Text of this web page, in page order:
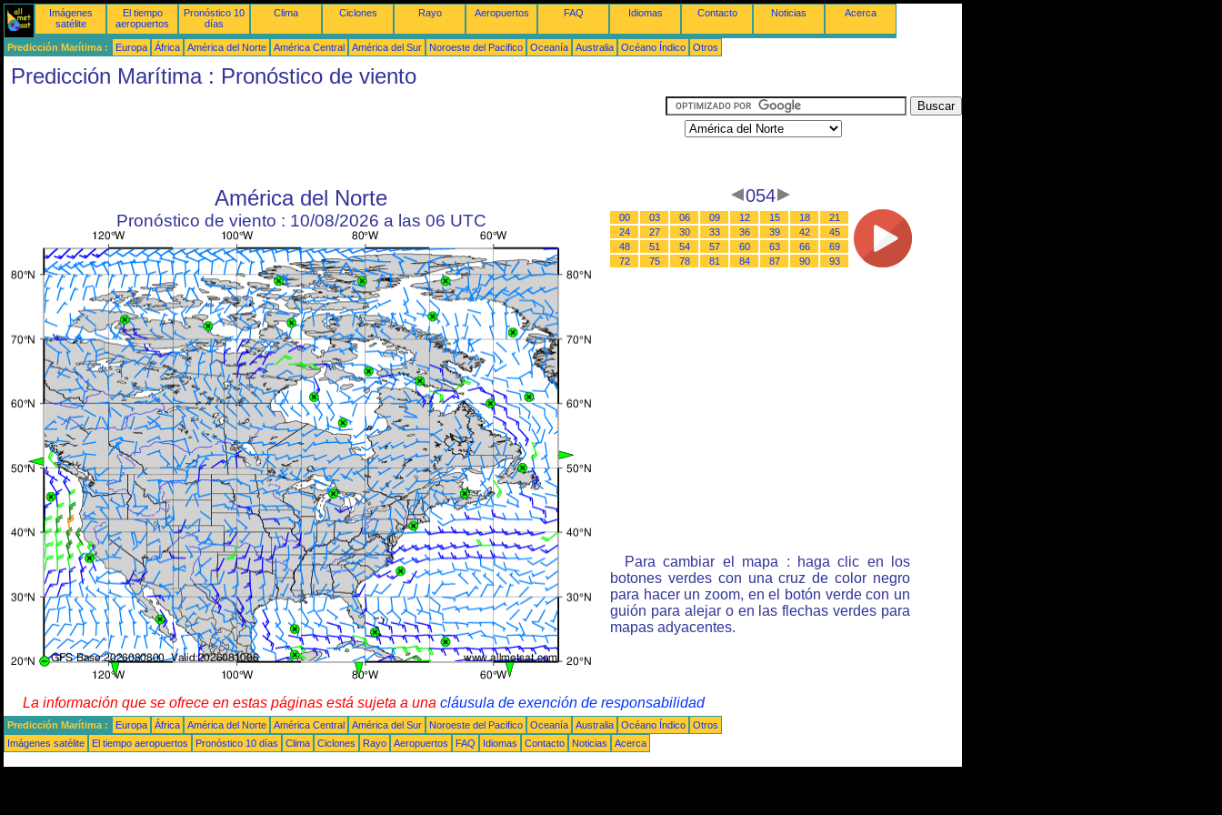
Imágenes
satélite
El tiempo
aeropuertos
Pronóstico 10
días
Clima Ciclones Rayo Aeropuertos FAQ Idiomas Contacto Noticias Acerca
Predicción Marítima : Europa África América del Norte América Central América del Sur Noroeste del Pacifico Oceanía Australia Océano Índico Otros
Predicción Marítima : Pronóstico de viento
América del Norte
Pronóstico de viento : 10/08/2026 a las 06 UTC
054
00 03 06 09 12 15 18
21
24
27 30 33 36 39 42
45
48
51 54 57 60 63 66
69
72
75 78 81 84 87 90 93
Para cambiar el mapa : haga clic en los
botones verdes con una cruz de color negro
para hacer un zoom, en el botón verde con un
guión para alejar o en las flechas verdes para
mapas adyacentes.
La información que se ofrece en estas páginas está sujeta a una cláusula de exención de responsabilidad
Predicción Marítima : Europa África América del Norte América Central América del Sur Noroeste del Pacifico Oceanía Australia Océano Índico
Otros
Imágenes satélite
El tiempo aeropuertos Pronóstico 10 días Clima Ciclones Rayo Aeropuertos FAQ Idiomas Contacto Noticias Acerca